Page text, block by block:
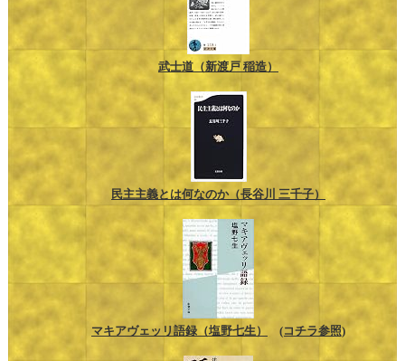
武士道（新渡戸 稲造）
民主主義とは何なのか（長谷川 三千子）
マキアヴェッリ語録（塩野七生） (コチラ参照)